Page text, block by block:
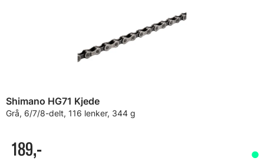
Shimano HG71 Kjede
Grå, 6/7/8-delt, 116 lenker, 344 g
189,-